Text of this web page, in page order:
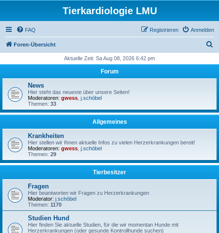
Tierkardiologie LMU
FAQ Anmelden
Registrieren
Foren-Übersicht
h
Aktuelle Zeit: Sa Aug 08, 2026 6:42 pm
Forum
News
Hier steht das neueste über unsere Seiten!
Moderatoren: gwess j.schöbel
Themen: 33
Allgemeines
Krankheiten
Hier stellen wir Ihnen aktuelle Infos zu vielen Herzerkrankungen bereit!
Moderatoren: gwess j.schöbel
Themen: 29
Tierbesitzer
Fragen
Hier beantworten wir Fragen zu Herzerkrankungen
Moderator: j.schöbel
Themen: 1170
Studien Hund
Hier finden Sie aktuelle Studien, für die wir momentan Hunde mit
Herzerkrankungen (oder gesunde Kontrollhunde suchen)